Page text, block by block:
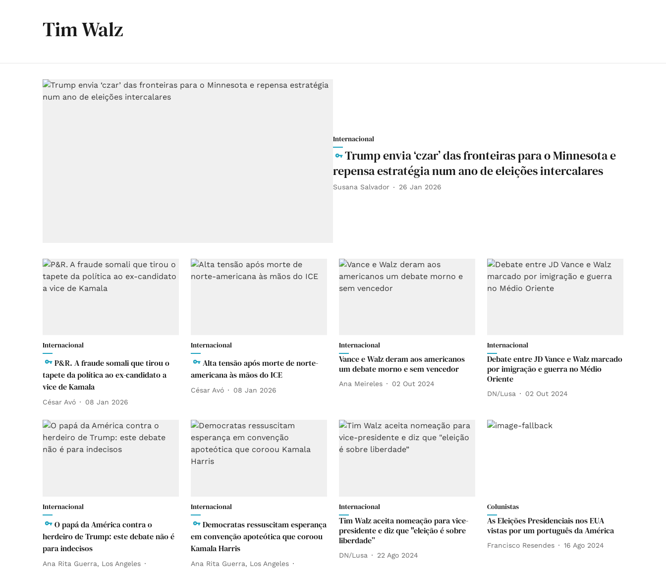
Tim Walz
Internacional
Trump envia ‘czar’ das fronteiras para o Minnesota e
repensa estratégia num ano de eleições intercalares
Susana Salvador 26 Jan 2026
Internacional
P&R. A fraude somali que tirou o
tapete da política ao ex-candidato a
vice de Kamala
César Avó 08 Jan 2026
Internacional
Alta tensão após morte de norte-
americana às mãos do ICE
César Avó 08 Jan 2026
Internacional
Vance e Walz deram aos americanos
um debate morno e sem vencedor
Ana Meireles 02 Out 2024
Internacional
Debate entre JD Vance e Walz marcado
por imigração e guerra no Médio
Oriente
DN/Lusa 02 Out 2024
Internacional
O papá da América contra o
herdeiro de Trump: este debate não é
para indecisos
Ana Rita Guerra, Los Angeles
Internacional
Democratas ressuscitam esperança
em convenção apoteótica que coroou
Kamala Harris
Ana Rita Guerra, Los Angeles
Internacional
Tim Walz aceita nomeação para vice-
presidente e diz que "eleição é sobre
liberdade”
DN/Lusa 22 Ago 2024
Colunistas
As Eleições Presidenciais nos EUA
vistas por um português da América
Francisco Resendes 16 Ago 2024